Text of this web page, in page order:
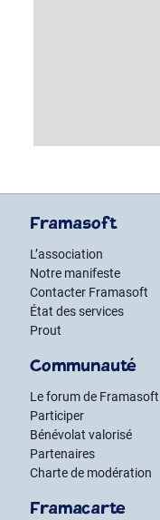
Framasoft
L’association
Notre manifeste
Contacter Framasoft
État des services
Prout
Communauté
Le forum de Framasoft
Participer
Bénévolat valorisé
Partenaires
Charte de modération
Framacarte